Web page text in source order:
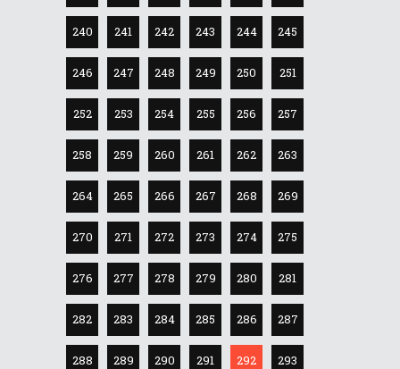
240 241 242 243 244 245
246 247 248 249 250 251
252 253 254 255 256 257
258 259 260 261 262 263
264 265 266 267 268 269
270 271 272 273 274 275
276 277 278 279 280 281
282 283 284 285 286 287
288 289 290 291 292 293